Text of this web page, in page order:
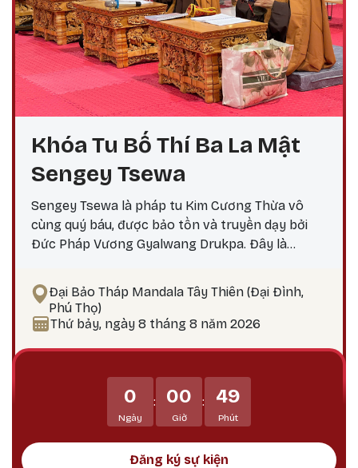
Khóa Tu Bố Thí Ba La Mật
Sengey Tsewa
Sengey Tsewa là pháp tu Kim Cương Thừa vô
cùng quý báu, được bảo tồn và truyền dạy bởi
Đức Pháp Vương Gyalwang Drukpa. Đây là
phiền não bám chấp khổ đau Tích lũy công đức,
hướng tới giác ngộ Tại sao nên thực hành vào
ngày 25? Theo lịch Kim Cương Thừa, ngày 25 là
Phật Bản Tôn Mẫu Tính.
Đại Bảo Tháp Mandala Tây Thiên (Đại Đình,
Phú Thọ)
Thứ bảy, ngày 8 tháng 8 năm 2026
0
Ngày
: 00
Giờ
: 49
Phút
Đăng ký sự kiện